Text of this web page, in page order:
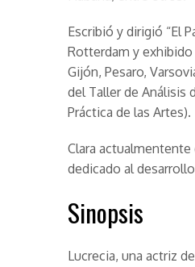
Escribió y dirigió “El
Rotterdam y
Gijón, Pesaro,
del Taller de Análisis
Práctica de las Artes).
Clara actualmentente
dedicado al
Sinopsis
Lucrecia, una actriz